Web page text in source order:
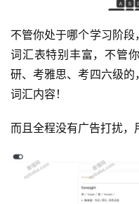
运
营
产
不管你处于哪个学习阶
词汇表特别丰富，不管
研、考雅思、考四六级
词汇内容！
而且全程没有广告打扰，